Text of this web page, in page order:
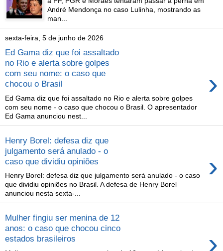
André Mendonça no caso Lulinha, mostrando as
man...
sexta-feira, 5 de junho de 2026
Ed Gama diz que foi assaltado
no Rio e alerta sobre golpes
com seu nome: o caso que
chocou o Brasil
›
Ed Gama diz que foi assaltado no Rio e alerta sobre golpes
com seu nome - o caso que chocou o Brasil. O apresentador
Ed Gama anunciou nest...
Henry Borel: defesa diz que
julgamento será anulado - o
caso que dividiu opiniões
›
Henry Borel: defesa diz que julgamento será anulado - o caso
que dividiu opiniões no Brasil. A defesa de Henry Borel
anunciou nesta sexta-...
Mulher fingiu ser menina de 12
anos: o caso que chocou cinco
estados brasileiros
›